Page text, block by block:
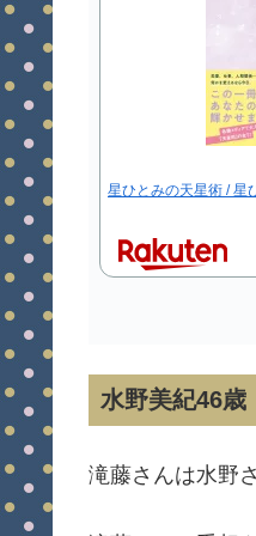
星ひとみの天星術 / 星
水野美紀46
滝藤さんは水野